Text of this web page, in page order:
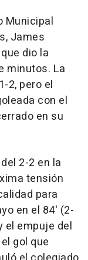
Municipal
James
dio la
minutos. La
2, pero el
con el
en su
2-2 en la
tensión
para
en el 84' (2-
el empuje del
gol que